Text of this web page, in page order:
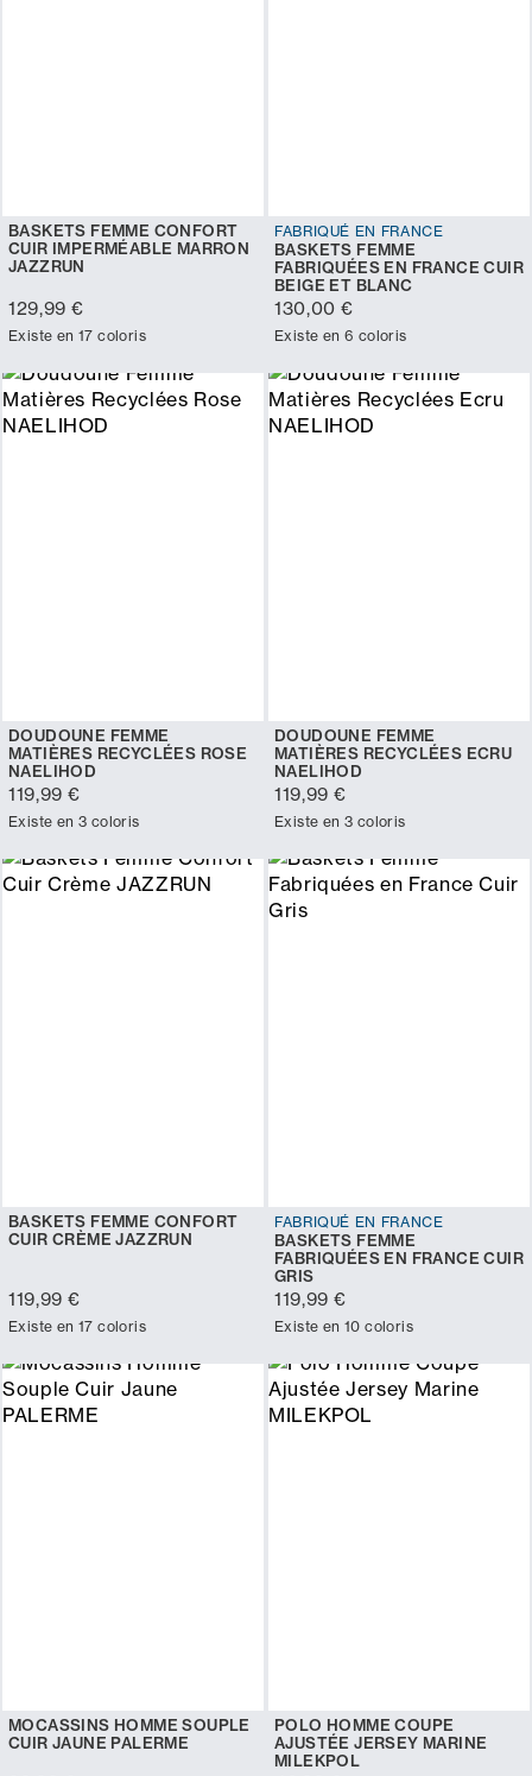
BASKETS FEMME CONFORT
CUIR IMPERMÉABLE MARRON
JAZZRUN
129,99 €
Existe en 17 coloris
FABRIQUÉ EN FRANCE
BASKETS FEMME
FABRIQUÉES EN FRANCE CUIR
BEIGE ET BLANC
130,00 €
Existe en 6 coloris
DOUDOUNE FEMME
MATIÈRES RECYCLÉES ROSE
NAELIHOD
119,99 €
Existe en 3 coloris
DOUDOUNE FEMME
MATIÈRES RECYCLÉES ECRU
NAELIHOD
119,99 €
Existe en 3 coloris
BASKETS FEMME CONFORT
CUIR CRÈME JAZZRUN
119,99 €
Existe en 17 coloris
FABRIQUÉ EN FRANCE
BASKETS FEMME
FABRIQUÉES EN FRANCE CUIR
GRIS
119,99 €
Existe en 10 coloris
MOCASSINS HOMME SOUPLE
CUIR JAUNE PALERME
POLO HOMME COUPE
AJUSTÉE JERSEY MARINE
MILEKPOL